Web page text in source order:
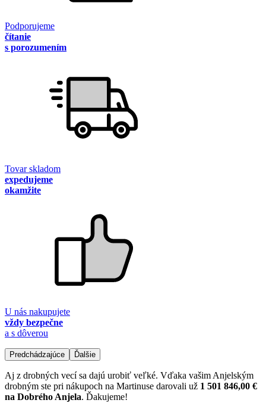
Podporujeme
čítanie
s porozumením
Tovar skladom
expedujeme
okamžite
U nás nakupujete
vždy bezpečne
a s dôverou
Predchádzajúce Ďalšie
Aj z drobných vecí sa dajú urobiť veľké. Vďaka vašim Anjelským
drobným ste pri nákupoch na Martinuse darovali už 1 501 846,00 €
na Dobrého Anjela. Ďakujeme!